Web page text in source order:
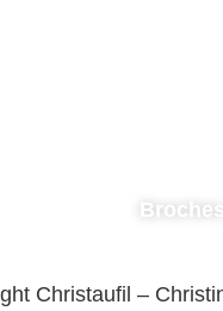
Broches
Christaufil –